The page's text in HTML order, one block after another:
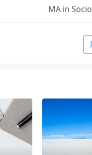
MA in
Master of
Master of
Master of